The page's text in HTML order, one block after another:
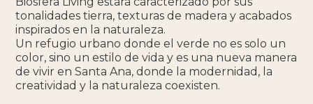
tonalidades tierra, texturas de madera y acabados
inspirados en la naturaleza.
Un refugio urbano donde el verde no es solo un
color, sino un estilo de vida y es una nueva manera
de vivir en Santa Ana, donde la modernidad, la
creatividad y la naturaleza coexisten.